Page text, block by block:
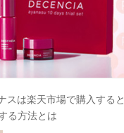
スは楽天市場で購入すると
る方法とは